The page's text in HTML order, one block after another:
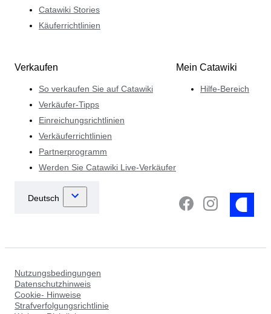
Catawiki Stories
Käuferrichtlinien
Verkaufen
So verkaufen Sie auf Catawiki
Verkäufer-Tipps
Einreichungsrichtlinien
Verkäuferrichtlinien
Partnerprogramm
Werden Sie Catawiki Live-Verkäufer
Mein Catawiki
Hilfe-Bereich
Nutzungsbedingungen
Datenschutzhinweis
Cookie- Hinweise
Strafverfolgungsrichtlinie